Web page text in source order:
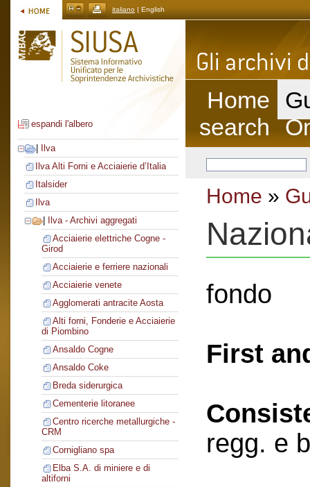
italiano | English
espandi l'albero
Ilva
Ilva Alti Forni e Acciaierie d’Italia
Italsider
Ilva
Ilva - Archivi aggregati
Acciaierie elettriche Cogne -
Girod
Acciaierie e ferriere nazionali
Acciaierie venete
Agglomerati antracite Aosta
Alti forni, Fonderie e Acciaierie
di Piombino
Ansaldo Cogne
Ansaldo Coke
Breda siderurgica
Cementerie litoranee
Centro ricerche metallurgiche -
CRM
Cornigliano spa
Elba S.A. di miniere e di
altiforni
Home
search
Home »
fondo
First
regg. e